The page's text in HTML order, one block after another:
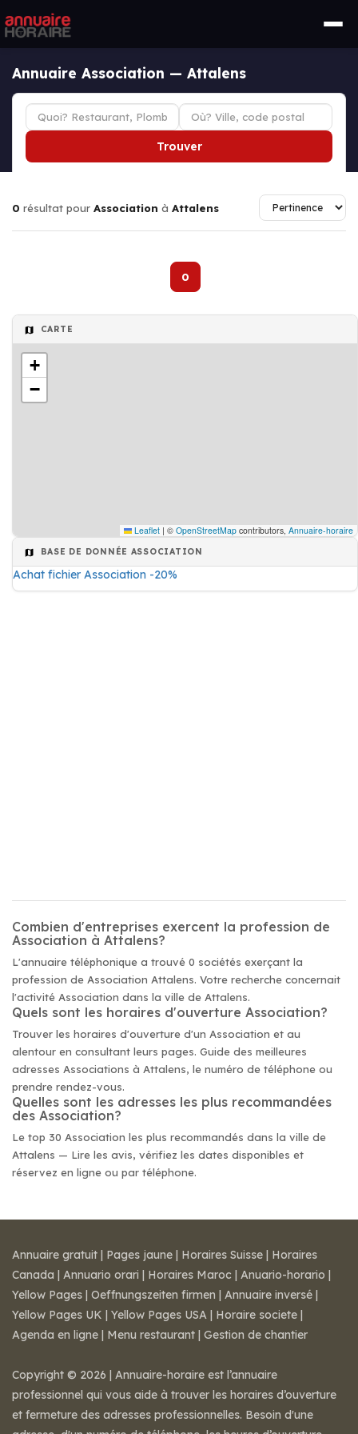
Annuaire Association — Attalens
Trouver
0 résultat pour Association à Attalens
0
CARTE
+
−
Leaflet | © OpenStreetMap contributors, Annuaire-horaire
BASE DE DONNÉE ASSOCIATION
Achat fichier Association -20%
Combien d'entreprises exercent la profession de
Association à Attalens?
L'annuaire téléphonique a trouvé 0 sociétés exerçant la
profession de Association Attalens. Votre recherche concernait
l'activité Association dans la ville de Attalens.
Quels sont les horaires d'ouverture Association?
Trouver les horaires d'ouverture d'un Association et au
alentour en consultant leurs pages. Guide des meilleures
adresses Associations à Attalens, le numéro de téléphone ou
prendre rendez-vous.
Quelles sont les adresses les plus recommandées
des Association?
Le top 30 Association les plus recommandés dans la ville de
Attalens — Lire les avis, vérifiez les dates disponibles et
réservez en ligne ou par téléphone.
Annuaire gratuit | Pages jaune | Horaires Suisse | Horaires
Canada | Annuario orari | Horaires Maroc | Anuario-horario |
Yellow Pages | Oeffnungszeiten firmen | Annuaire inversé |
Yellow Pages UK | Yellow Pages USA | Horaire societe |
Agenda en ligne | Menu restaurant | Gestion de chantier
Copyright © 2026 | Annuaire-horaire est l’annuaire
professionnel qui vous aide à trouver les horaires d’ouverture
et fermeture des adresses professionnelles. Besoin d'une